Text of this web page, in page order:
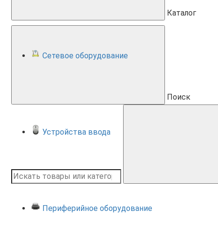
Каталог
Поиск
Сетевое оборудование
Устройства ввода
Периферийное оборудование